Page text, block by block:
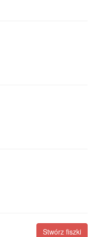
Stwórz fiszki